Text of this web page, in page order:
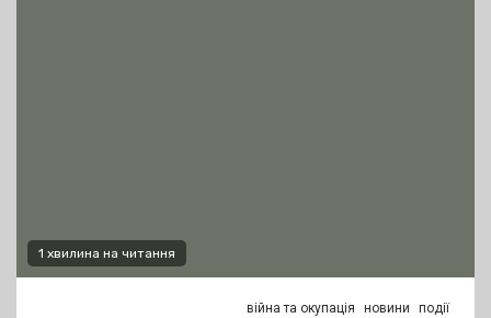
1 хвилина на читання
війна та окупація новини події